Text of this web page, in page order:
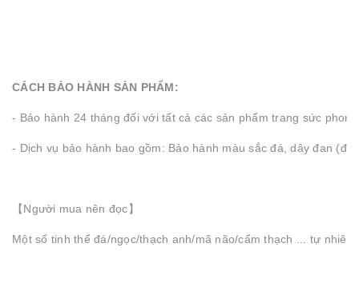
CÁCH BẢO HÀNH SẢN PHẨM:
- Bảo hành 24 tháng đối với tất cả các sản phẩm trang sức
- Dịch vụ bảo hành bao gồm: Bảo hành màu sắc đá, dây đan
【Người mua nên đọc】
Một số tinh thể đá/ngọc/thạch anh/mã não/cẩm thạch ... tự